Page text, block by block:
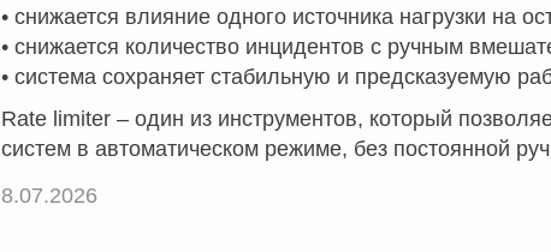
• снижается влияние одного источника нагрузки на
• снижается количество инцидентов с ручным
• система сохраняет стабильную и предсказуемую
Rate limiter – один из инструментов, который
систем в автоматическом режиме, без постоянной
8.07.2026